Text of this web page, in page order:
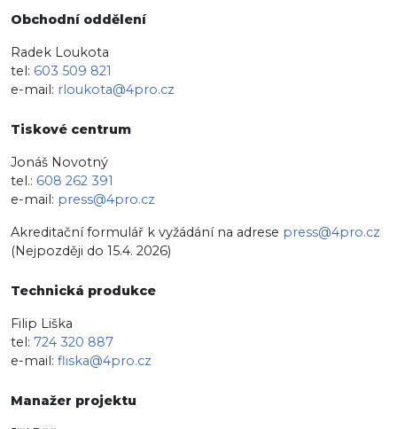
Obchodní oddělení
Radek Loukota
tel: 603 509 821
e-mail: rloukota@4pro.cz
Tiskové centrum
Jonáš Novotný
tel.: 608 262 391
e-mail: press@4pro.cz
Akreditační formulář k vyžádání na adrese press@4pro.cz
(Nejpozději do 15.4. 2026)
Technická produkce
Filip Liška
tel: 724 320 887
e-mail: fliska@4pro.cz
Manažer projektu